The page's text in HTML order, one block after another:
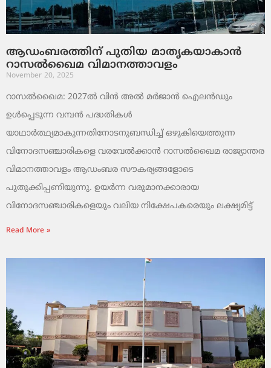
ആഡംബരത്തിന് പുതിയ മാതൃകയാകാൻ
റാസൽഖൈമ വിമാനത്താവളം
November 20, 2025
റാസൽഖൈമ: 2027ൽ വിൻ അൽ മർജാൻ ഐലൻഡും
ഉൾപ്പെടുന്ന വമ്പൻ പദ്ധതികൾ
യാഥാർത്ഥ്യമാകുന്നതിനോടനുബന്ധിച്ച് ഒഴുകിയെത്തുന്ന
വിനോദസഞ്ചാരികളെ വരവേൽക്കാൻ റാസൽഖൈമ രാജ്യാന്തര
വിമാനത്താവളം ആഡംബര സൗകര്യങ്ങളോടെ
പുതുക്കിപ്പണിയുന്നു. ഉയർന്ന വരുമാനക്കാരായ
വിനോദസഞ്ചാരികളെയും വലിയ നിക്ഷേപകരെയും ലക്ഷ്യമിട്ട്
Read More »